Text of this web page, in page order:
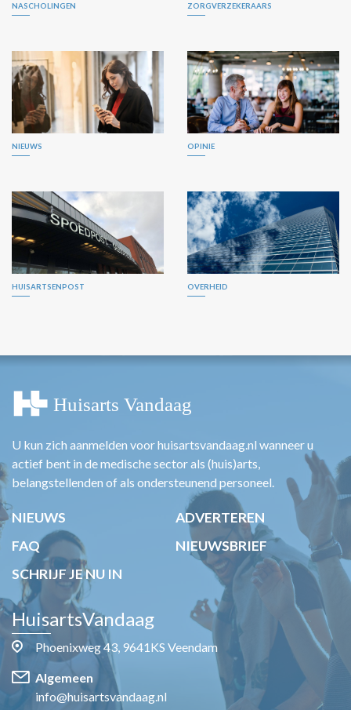
NASCHOLINGEN ZORGVERZEKERAARS
NIEUWS OPINIE
HUISARTSENPOST OVERHEID
U kun zich aanmelden voor huisartsvandaag.nl wanneer u
actief bent in de medische sector als (huis)arts,
belangstellenden of als ondersteunend personeel.
NIEUWS
ADVERTEREN
FAQ
NIEUWSBRIEF
SCHRIJF JE NU IN
HuisartsVandaag
Phoenixweg 43, 9641KS Veendam
Algemeen
info@huisartsvandaag.nl